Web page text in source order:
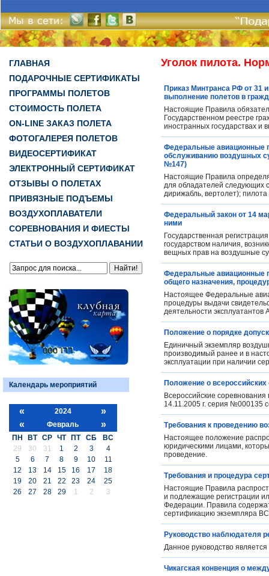
ГЛАВНАЯ
ПОДАРОЧНЫЕ СЕРТИФИКАТЫ
ПРОГРАММЫ ПОЛЕТОВ
СТОИМОСТЬ ПОЛЕТА
ON-LINE ЗАКАЗ ПОЛЕТА
ФОТОГАЛЕРЕЯ ПОЛЕТОВ
ВИДЕОСЕРТИФИКАТ
ЭЛЕКТРОННЫЙ СЕРТИФИКАТ
ОТЗЫВЫ О ПОЛЕТАХ
ПРИВЯЗНЫЕ ПОДЪЕМЫ
ВОЗДУХОПЛАВАТЕЛИ
СОРЕВНОВАНИЯ И ФИЕСТЫ
СТАТЬИ О ВОЗДУХОПЛАВАНИИ
Календарь мероприятий
« 2024
»
«
Февраль »
ПН ВТ СР ЧТ ПТ СБ
ВС
29
30 31 1 2 3
4
5
6 7 8 9 10
11
12
13 14 15 16 17
18
19
20 21 22 23 24
25
26
27 28 29 1 2 3
Уголок пилота.
Приказ Минтранса РФ от 31
выполнение полетов в
Настоящие Правила
Государственном реестре
иностранных государствах и
Федеральные авиационные
обслуживанию воздушных
№147)
Настоящие Правила
для обладателей следующих
дирижабль, вертолет); пилота
Федеральный закон от 14
ними
Государственная
государством наличия,
вещных прав на воздушные
Федеральные авиационные
общего назначения,
Настоящее Федеральные
процедуры выдачи
деятельности эксплуатантов
Положение о порядке
Единичный экземпляр
производимый ранее и в
эксплуатации при наличии
Положение о
Всероссийские
14.11.2005 г. серия №000135
Требования к проведению
Настоящее положение
юридическими лицами,
проведение.
Требования и процедура
Настоящие Правила
и подлежащие регистрации
Федерации. Правила
сертификацию экземпляра
Руководство наблюдателя
Данное руководство
Чикагская конвенция о